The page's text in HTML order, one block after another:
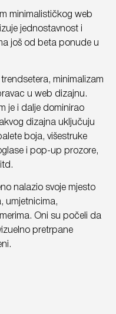
minimalističkog web
jednostavnost i
još od beta ponude u
minimalizam
u web dizajnu.
je i dalje dominirao
dizajna uključuju
boja, višestruke
i pop-up prozore,
nalazio svoje mjesto
umjetnicima,
Oni su počeli da
pretrpane